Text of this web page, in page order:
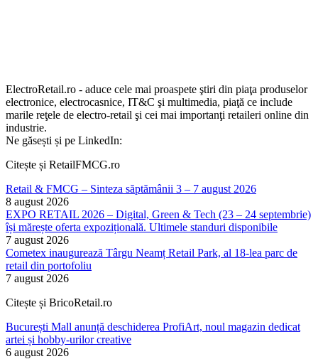
ElectroRetail.ro - aduce cele mai proaspete ştiri din piaţa produselor
electronice, electrocasnice, IT&C şi multimedia, piaţă ce include
marile reţele de electro-retail şi cei mai importanţi retaileri online din
industrie.
Ne găsești și pe LinkedIn:
Citește și RetailFMCG.ro
Retail & FMCG – Sinteza săptămânii 3 – 7 august 2026
8 august 2026
EXPO RETAIL 2026 – Digital, Green & Tech (23 – 24 septembrie)
își mărește oferta expozițională. Ultimele standuri disponibile
7 august 2026
Cometex inaugurează Târgu Neamț Retail Park, al 18-lea parc de
retail din portofoliu
7 august 2026
Citește și BricoRetail.ro
București Mall anunță deschiderea ProfiArt, noul magazin dedicat
artei și hobby-urilor creative
6 august 2026